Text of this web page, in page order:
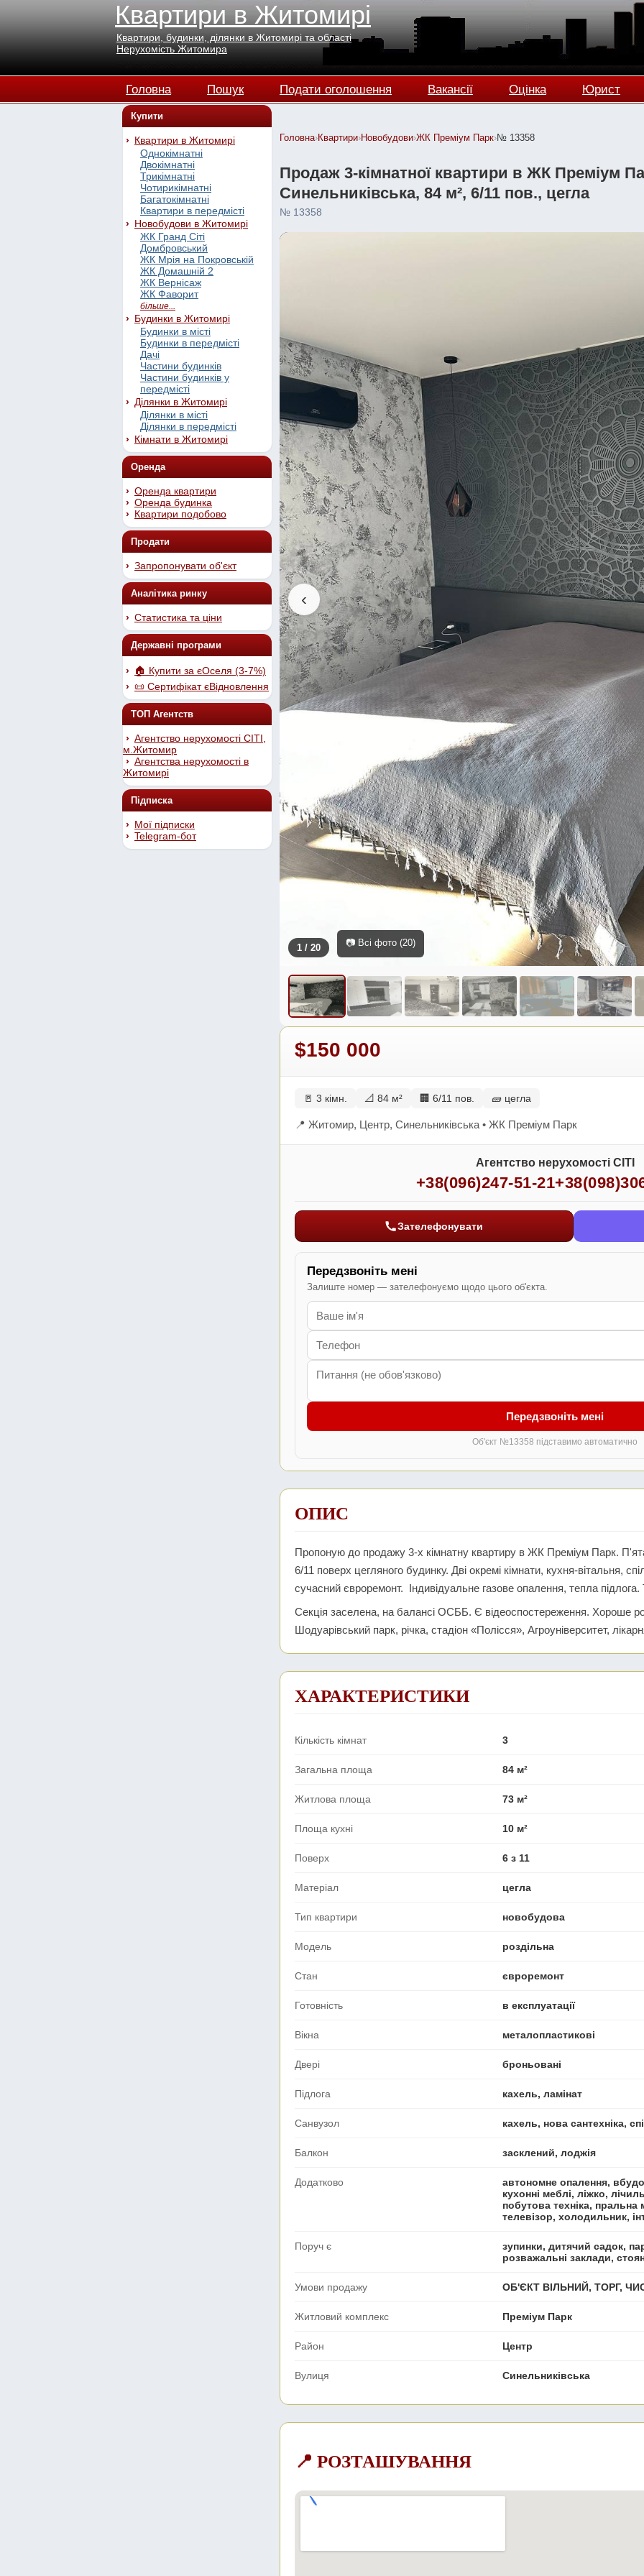
Квартири в Житомирі
Квартири, будинки, ділянки в Житомирі та області
Нерухомість Житомира
Головна Пошук Подати оголошення Вакансії Оцінка Юрист
Купити
Квартири в Житомирі
Однокімнатні
Двокімнатні
Трикімнатні
Чотирикімнатні
Багатокімнатні
Квартири в передмісті
Новобудови в Житомирі
ЖК Гранд Сіті
Домбровський
ЖК Мрія на Покровській
ЖК Домашній 2
ЖК Вернісаж
ЖК Фаворит
більше...
Будинки в Житомирі
Будинки в місті
Будинки в передмісті
Дачі
Частини будинків
Частини будинків у
передмісті
Ділянки в Житомирі
Ділянки в місті
Ділянки в передмісті
Кімнати в Житомирі
Оренда
Оренда квартири
Оренда будинка
Квартири подобово
Продати
Запропонувати об'єкт
Аналітика ринку
Статистика та ціни
Державні програми
🏠 Купити за єОселя (3-7%)
📜 Сертифікат єВідновлення
ТОП Агентств
Агентство нерухомості СІТІ,
м.Житомир
Агентства нерухомості в
Житомирі
Підписка
Мої підписки
Telegram-бот
Головна›Квартири›Новобудови›ЖК Преміум Парк›№ 13358
Продаж 3-кімнатної квартири в ЖК Преміум
Синельниківська, 84 м², 6/11 пов., цегла
№ 13358
‹
1 / 20 📷 Всі фото (20)
$150 000
🚪 3 кімн. 📐 84 м² 🏢 6/11 пов. 🧱 цегла
📍 Житомир, Центр, Синельниківська • ЖК Преміум Парк
Агентство нерухомості СІТІ
+38(096)247-51-21
Зателефонувати
Передзвоніть мені
Залиште номер — зателефонуємо щодо цього об'єкта.
Передзвоніть мені
Об'єкт №13358 підставимо автоматично
ОПИС
Пропоную до продажу 3-х кімнатну квартиру в ЖК Преміум Парк.
6/11 поверх цегляного будинку. Дві окремі кімнати, кухня-вітальня,
сучасний євроремонт. Індивідуальне газове опалення, тепла
Секція заселена, на балансі ОСББ. Є відеоспостереження. Хороше
Шодуарівський парк, річка, стадіон «Полісся», Агроуніверситет,
ХАРАКТЕРИСТИКИ
Кількість кімнат 3
Загальна площа 84 м²
Житлова площа 73 м²
Площа кухні 10 м²
Поверх 6 з 11
Матеріал цегла
Тип квартири новобудова
Модель роздільна
Стан євроремонт
Готовність в експлуатації
Вікна металопластикові
Двері броньовані
Підлога кахель, ламінат
Санвузол кахель, нова сантехніка,
Балкон засклений, лоджія
Додатково
автономне опалення,
кухонні меблі, ліжко,
побутова техніка, пральна
телевізор, холодильник,
Поруч є
зупинки, дитячий садок,
розважальні заклади,
Умови продажу ОБ'ЄКТ ВІЛЬНИЙ, ТОРГ,
Житловий комплекс Преміум Парк
Район Центр
Вулиця Синельниківська
📍 РОЗТАШУВАННЯ